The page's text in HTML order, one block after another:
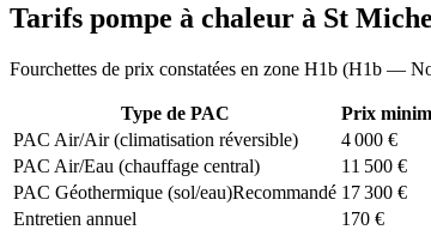
Tarifs pompe à chaleur à St
Fourchettes de prix constatées en zone H1b (H1b —
Type de PAC Prix
PAC Air/Air (climatisation réversible)
4 000 €
PAC Air/Eau (chauffage central)
11 500 €
PAC Géothermique (sol/eau)Recommandé 17 300 €
Entretien annuel
170 €